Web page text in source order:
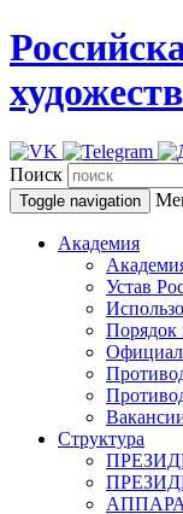
художеств
Поиск
Toggle navigation
Академия
Устав
Порядок
Структура